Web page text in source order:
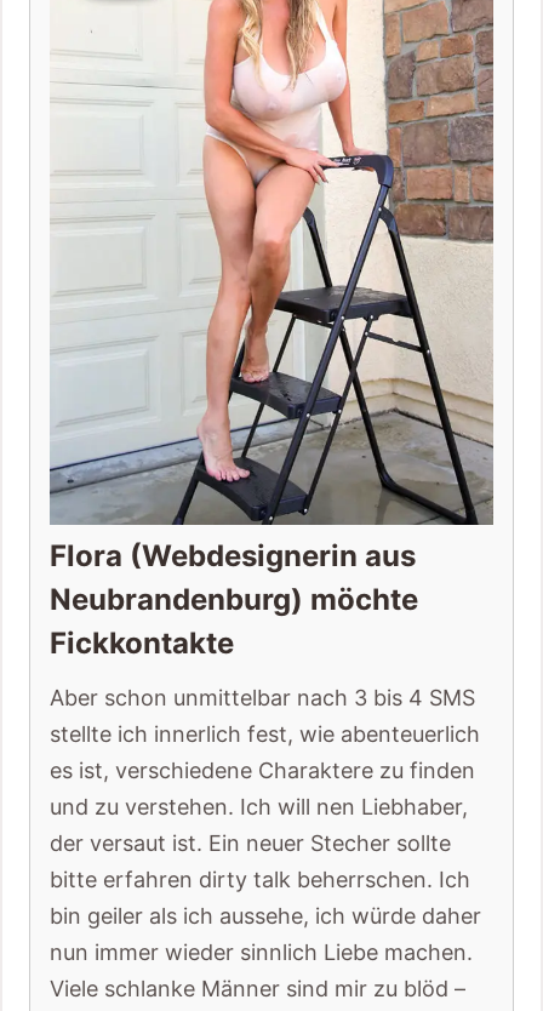
Flora (Webdesignerin aus
Neubrandenburg) möchte
Fickkontakte
Aber schon unmittelbar nach 3 bis 4 SMS
stellte ich innerlich fest, wie abenteuerlich
es ist, verschiedene Charaktere zu finden
und zu verstehen. Ich will nen Liebhaber,
der versaut ist. Ein neuer Stecher sollte
bitte erfahren dirty talk beherrschen. Ich
bin geiler als ich aussehe, ich würde daher
nun immer wieder sinnlich Liebe machen.
Viele schlanke Männer sind mir zu blöd –